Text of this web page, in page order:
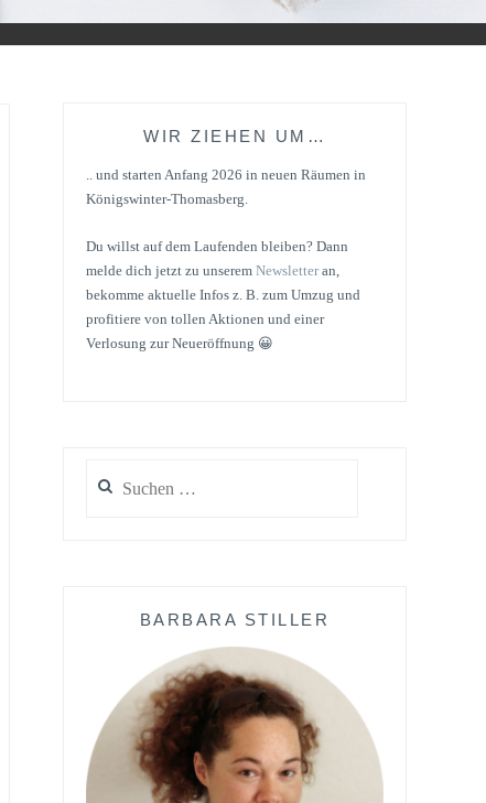
WIR ZIEHEN UM…
.. und starten Anfang 2026 in neuen Räumen in
Königswinter-Thomasberg.
Du willst auf dem Laufenden bleiben? Dann
melde dich jetzt zu unserem Newsletteran,
bekomme aktuelle Infos z. B. zum Umzug und
profitiere von tollen Aktionen und einer
Verlosung zur Neueröffnung 😀
nach:
BARBARA STILLER